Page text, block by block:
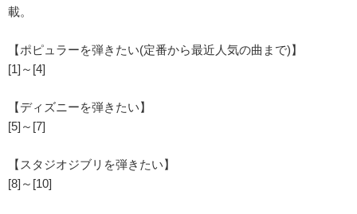
載。
【ポピュラーを弾きたい(定番から最近人気の曲まで)】
[1]～[4]
【ディズニーを弾きたい】
[5]～[7]
【スタジオジブリを弾きたい】
[8]～[10]